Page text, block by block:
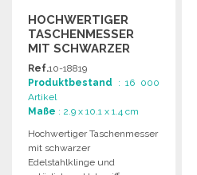
HOCHWERTIGER
TASCHENMESSER
MIT SCHWARZER
KLINGE
Ref.10-18819
Produktbestand : 16 000
Artikel
Maße : 2.9 x 10.1 x 1.4 cm
Hochwertiger Taschenmesser
mit schwarzer
Edelstahlklinge und